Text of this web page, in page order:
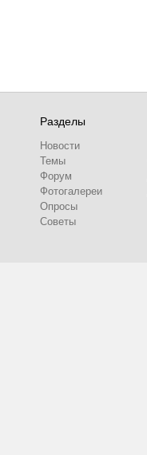
Разделы
Новости
Темы
Форум
Фотогалереи
Опросы
Советы